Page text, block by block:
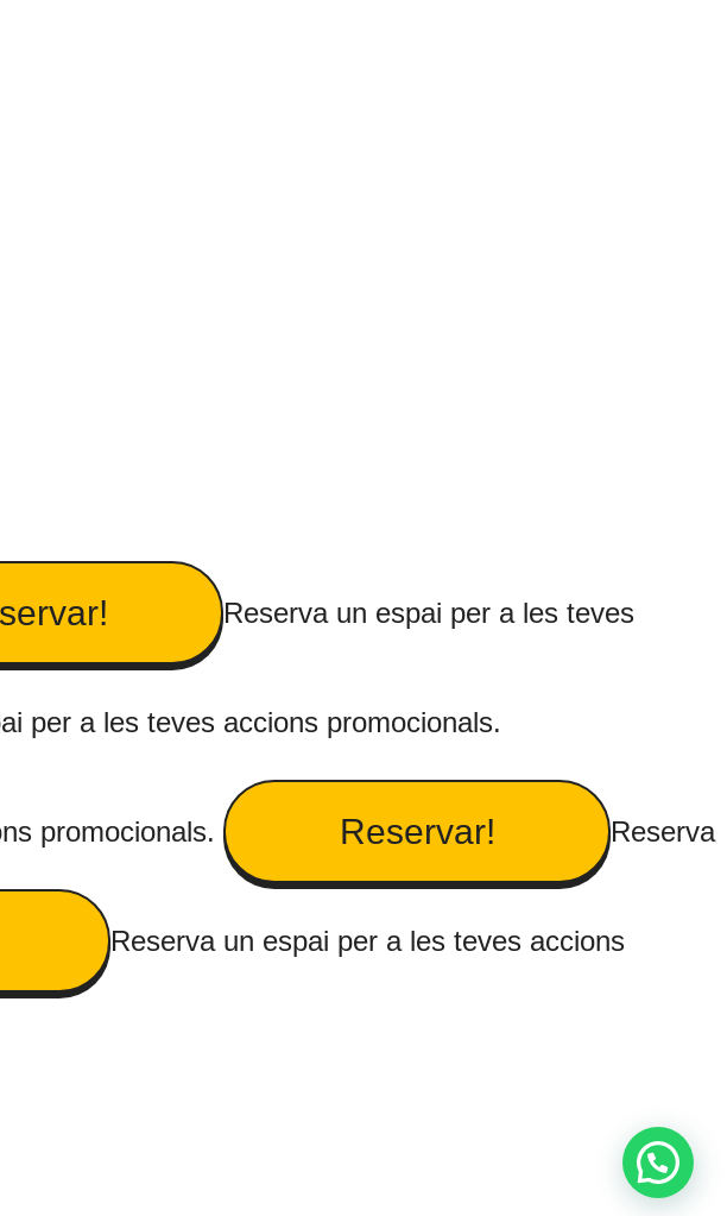
Reserva un espai per a les teves
per a les teves accions promocionals.
promocionals. Reservar! Reserva
Reserva un espai per a les teves accions